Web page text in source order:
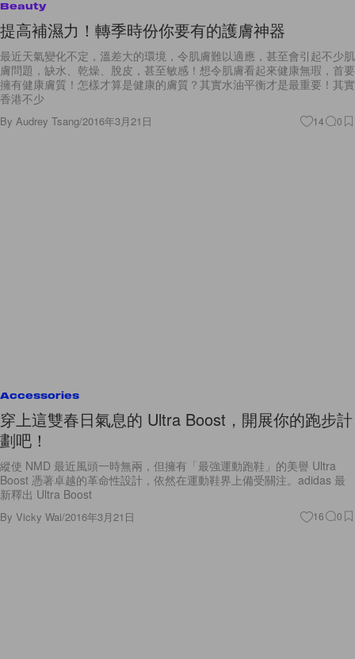
Beauty
提高補濕力！轉季時份你要有的護膚神器
最近天氣變化不定，溫差大的環境，令肌膚難以適應，甚至會引起不少肌
膚問題，缺水、乾燥、脫皮，甚至敏感！想令肌膚看起來健康無瑕，首要
擁有健康膚質！怎樣才算是健康的膚質？其實水油平衡才是最重要！其實
香港不少
By Audrey Tsang/2016年3月21日 14 0
Accessories
穿上這雙春日氣息的 Ultra Boost，開展你的跑步計
劃吧！
縱使 NMD 最近風頭一時無兩，但擁有「最強運動跑鞋」的美譽 Ultra
Boost 憑著卓越的革命性設計，依然在運動鞋界上備受關注。adidas 最
新釋出 Ultra Boost
By Vicky Wai/2016年3月21日 16 0